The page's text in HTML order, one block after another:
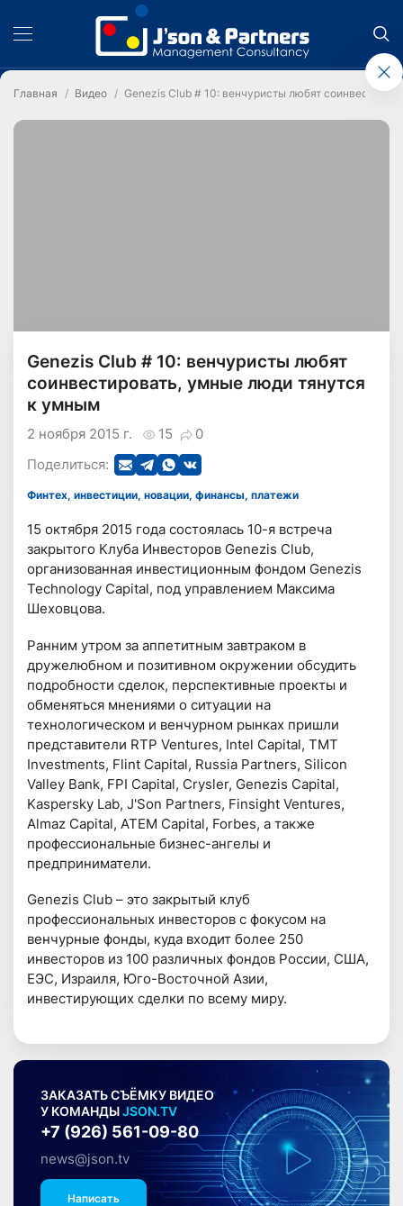
Главная Видео Genezis Club # 10: венчуристы любят
Genezis Club # 10: венчуристы любят
соинвестировать, умные люди тянутся
к умным
15 0
2 ноября 2015 г.
Поделиться:
Финтех, инвестиции, новации, финансы, платежи
15 октября 2015 года состоялась 10-я встреча
закрытого Клуба Инвесторов Genezis Club,
организованная инвестиционным фондом Genezis
Technology Capital, под управлением Максима
Шеховцова.
Ранним утром за аппетитным завтраком в
дружелюбном и позитивном окружении обсудить
подробности сделок, перспективные проекты и
обменяться мнениями о ситуации на
технологическом и венчурном рынках пришли
представители RTP Ventures, Intel Capital, TMT
Investments, Flint Capital, Russia Partners, Silicon
Valley Bank, FPI Capital, Crysler, Genezis Capital,
Kaspersky Lab, J'Son Partners, Finsight Ventures,
Almaz Capital, ATEM Capital, Forbes, а также
профессиональные бизнес-ангелы и
предприниматели.
Genezis Club – это закрытый клуб
профессиональных инвесторов с фокусом на
венчурные фонды, куда входит более 250
инвесторов из 100 различных фондов России, США,
ЕЭС, Израиля, Юго-Восточной Азии,
инвестирующих сделки по всему миру.
ЗАКАЗАТЬ СЪЁМКУ ВИДЕО
У КОМАНДЫJSON.TV
+7 (926) 561-09-80
news@json.tv
Написать